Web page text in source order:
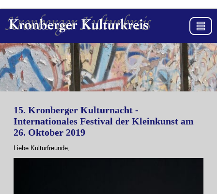
15. Kronberger Kulturnacht -
Internationales Festival der Kleinkunst am
26. Oktober 2019
Liebe Kulturfreunde,